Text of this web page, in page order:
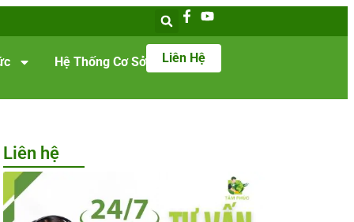
Hệ Thống Cơ Sở Liên Hệ
Liên hệ